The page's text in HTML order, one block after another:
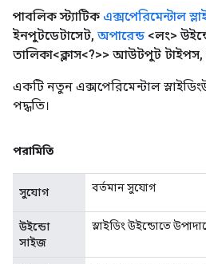
পাবলিক স্ট্যাটিক এক্সপেরিমেন্টাল
ইনপুটডেটাসেট, অপারেন্ড <লং>
তালিকা<ক্লাস<?>> আউটপুট টাইপস,
একটি নতুন এক্সপেরিমেন্টাল
পদ্ধতি।
পরামিতি
সুযোগ বর্তমান সুযোগ
উইন্ডো
সাইজ
স্লাইডিং উইন্ডোতে